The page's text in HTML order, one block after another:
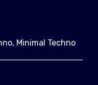
Minimal Techno